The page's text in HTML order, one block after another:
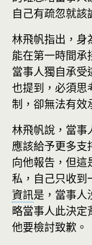
自己有疏忽就該
林飛帆指出，身
能在第一時間承
當事人獨自承受
也提到，必須思
制，卻無法有效
林飛帆說，當事
應該給予更多支
向他報告，但這
私，自己只收到
資訊是，當事人
略當事人此決定
他要檢討致歉。